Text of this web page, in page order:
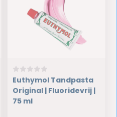
Euthymol Tandpasta
Original | Fluoridevrij |
75 ml